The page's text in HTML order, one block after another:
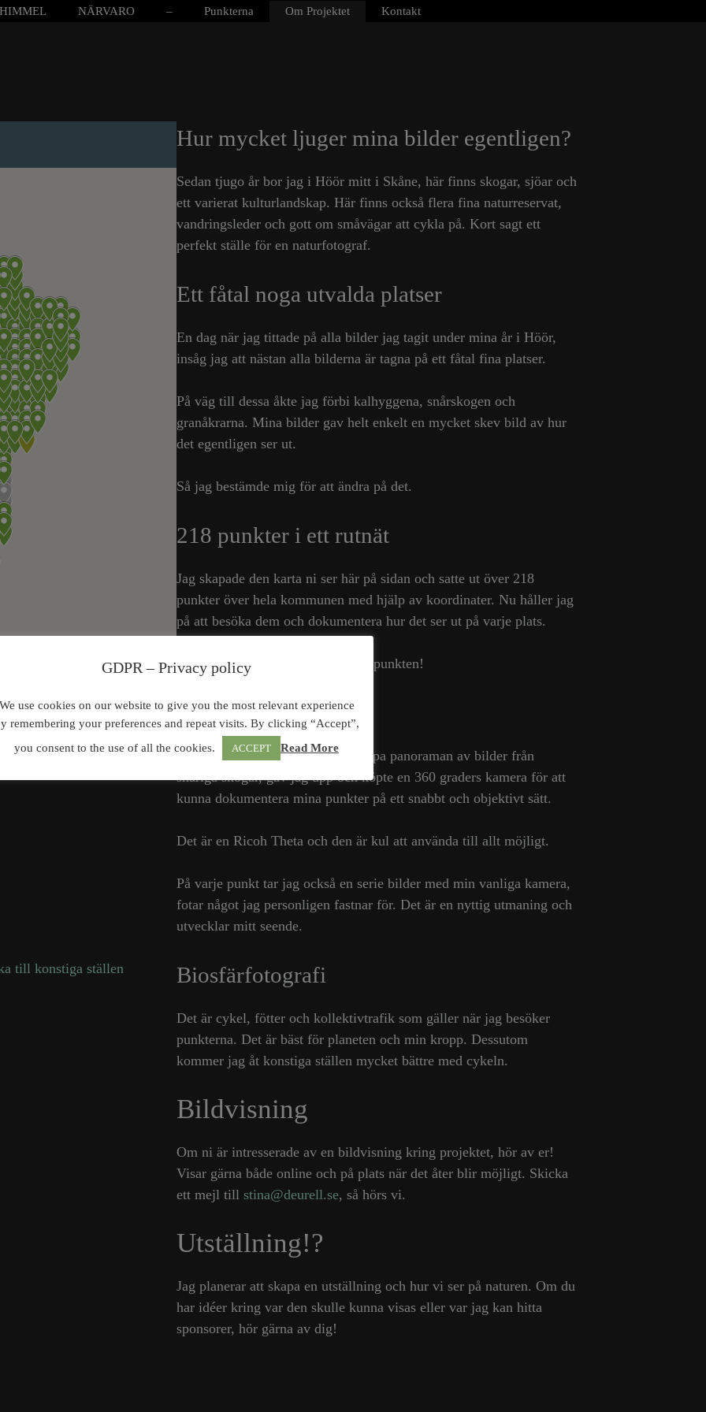
HIMMEL NÄRVARO – Punkterna Om Projektet Kontakt
Hur mycket ljuger mina bilder egentligen?
Sedan tjugo år bor jag i Höör mitt i Skåne, här finns skogar, sjöar och
ett varierat kulturlandskap. Här finns också flera fina naturreservat,
vandringsleder och gott om småvägar att cykla på. Kort sagt ett
perfekt ställe för en naturfotograf.
Ett fåtal noga utvalda platser
En dag när jag tittade på alla bilder jag tagit under mina år i Höör,
insåg jag att nästan alla bilderna är tagna på ett fåtal fina platser.
På väg till dessa åkte jag förbi kalhyggena, snårskogen och
granåkrarna. Mina bilder gav helt enkelt en mycket skev bild av hur
det egentligen ser ut.
Så jag bestämde mig för att ändra på det.
218 punkter i ett rutnät
Jag skapade den karta ni ser här på sidan och satte ut över 218
punkter över hela kommunen med hjälp av koordinater. Nu håller jag
på att besöka dem och dokumentera hur det ser ut på varje plats.
2021-12-19 Idag besökte jag sista punkten!
360 graderskamera
Efter att på alla sätt ha försökt skapa panoraman av bilder från
snåriga skogar, gav jag upp och köpte en 360 graders kamera för att
kunna dokumentera mina punkter på ett snabbt och objektivt sätt.
Det är en Ricoh Theta och den är kul att använda till allt möjligt.
På varje punkt tar jag också en serie bilder med min vanliga kamera,
fotar något jag personligen fastnar för. Det är en nyttig utmaning och
utvecklar mitt seende.
Biosfärfotografi
Det är cykel, fötter och kollektivtrafik som gäller när jag besöker
punkterna. Det är bäst för planeten och min kropp. Dessutom
kommer jag åt konstiga ställen mycket bättre med cykeln.
Bildvisning
Om ni är intresserade av en bildvisning kring projektet, hör av er!
Visar gärna både online och på plats när det åter blir möjligt. Skicka
ett mejl till stina@deurell.se, så hörs vi.
Utställning!?
Jag planerar att skapa en utställning och hur vi ser på naturen. Om du
har idéer kring var den skulle kunna visas eller var jag kan hitta
sponsorer, hör gärna av dig!
GDPR – Privacy policy
use cookies on our website to give you the most relevant experience
remembering your preferences and repeat visits. By clicking “Accept”,
you consent to the use of all the cookies.
ACCEPT Read More